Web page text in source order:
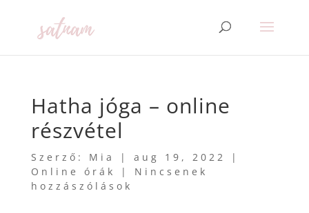
Hatha jóga – online
részvétel
Szerző: Mia | aug 19, 2022
|
Online órák
| Nincsenek
hozzászólások